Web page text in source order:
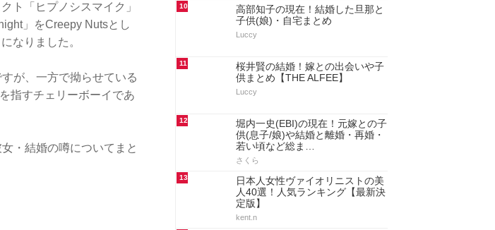
ト「ヒプノシスマイク」
」をCreepy Nutsとし
なりました。
が、一方で拗らせている
指すチェリーボーイであ
・結婚の噂についてまと
10
高部知子の現在！結婚した旦那と
子供(娘)・自宅まとめ
Luccy
11
桜井賢の結婚！嫁との出会いや子
供まとめ【THE ALFEE】
Luccy
12
堀内一史(EBI)の現在！元嫁との子
供(息子/娘)や結婚と離婚・再婚・
若い頃など総ま…
さくら
13
日本人女性ヴァイオリニストの美
人40選！人気ランキング【最新決
定版】
kent.n